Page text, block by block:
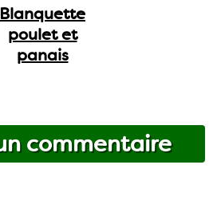
Blanquette
poulet et
panais
commentaire